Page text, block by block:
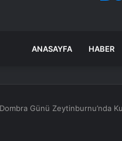
ANASAYFA HABER
Dombra Günü Zeytinburnu’nda